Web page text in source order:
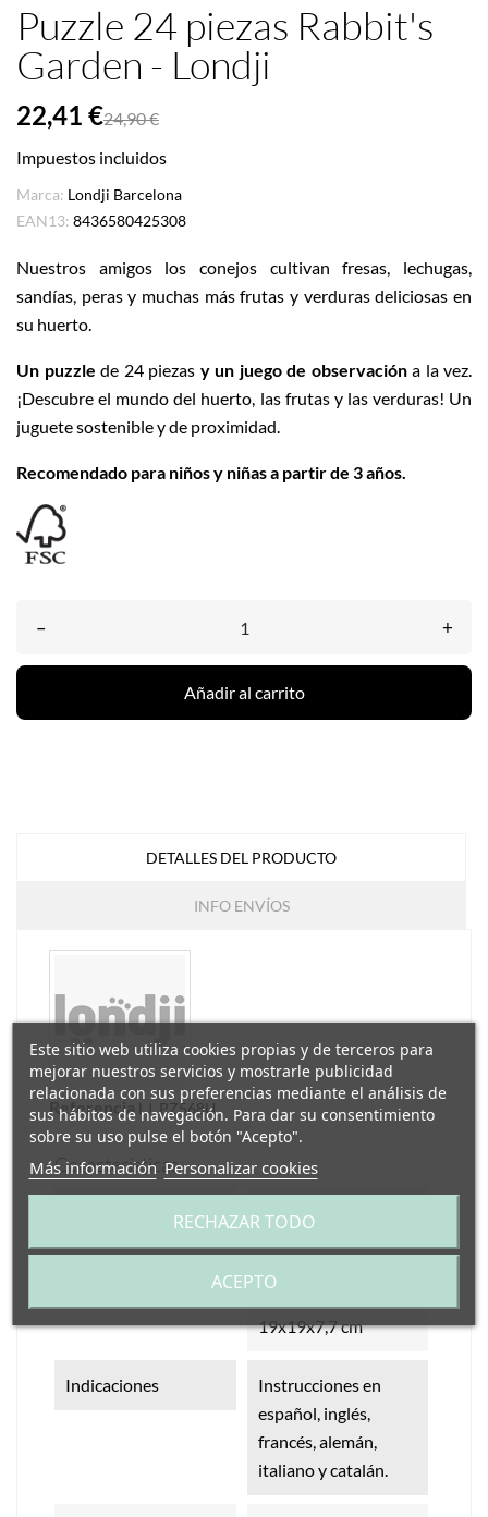
Puzzle 24 piezas Rabbit's
Garden - Londji
22,41 €24,90 €
Impuestos incluidos
Marca: Londji Barcelona
EAN13: 8436580425308
Nuestros amigos los conejos cultivan fresas, lechugas,
sandías, peras y muchas más frutas y verduras deliciosas en
su huerto.
Un puzzle de 24 piezas y un juego de observacióna la vez.
¡Descubre el mundo del huerto, las frutas y las verduras! Un
juguete sostenible y de proximidad.
Recomendado para niños y niñas a partir de 3 años.
– +
Añadir al carrito
DETALLES DEL PRODUCTO
INFO ENVÍOS
Referencia LJ_PZ568U
Características
Edad Recomendada A partir de 3 años
19x19x7,7 cm
Indicaciones
Instrucciones en
español, inglés,
francés, alemán,
italiano y catalán.
Este sitio web utiliza cookies propias y de terceros para
mejorar nuestros servicios y mostrarle publicidad
relacionada con sus preferencias mediante el análisis de
sus hábitos de navegación. Para dar su consentimiento
sobre su uso pulse el botón "Acepto".
Más información Personalizar cookies
RECHAZAR TODO
ACEPTO